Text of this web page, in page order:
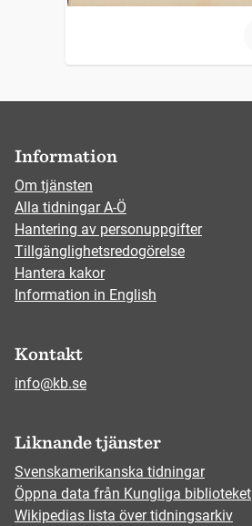
Information
Om tjänsten
Alla tidningar A-Ö
Hantering av personuppgifter
Tillgänglighetsredogörelse
Hantera kakor
Information in English
Kontakt
info@kb.se
Liknande tjänster
Svenskamerikanska tidningar
Öppna data från Kungliga biblioteket
Wikipedias lista över tidningsarkiv